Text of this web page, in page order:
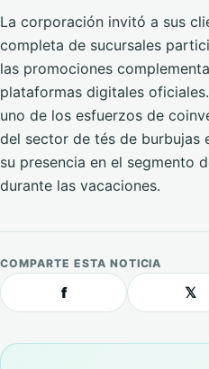
La corporación invitó a sus
completa de sucursales
las promociones
plataformas digitales
uno de los esfuerzos de
del sector de tés de burbujas
su presencia en el segmento
durante las vacaciones.
COMPARTE ESTA NOTICIA
f 𝕏